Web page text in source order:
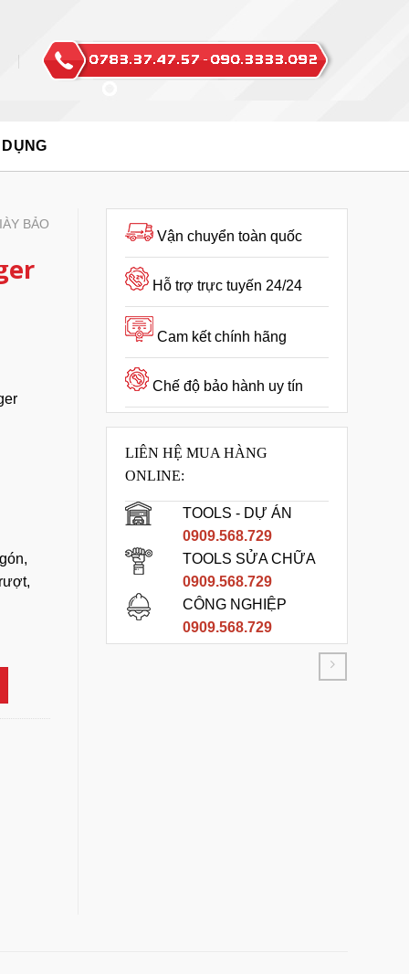
BẢO
Vận chuyển toàn quốc
Hỗ trợ trực tuyến 24/24
Cam kết chính hãng
Chế độ bảo hành uy tín
LIÊN HỆ MUA HÀNG
ONLINE:
TOOLS - DỰ ÁN
0909.568.729
TOOLS SỬA CHỮA
0909.568.729
CÔNG NGHIỆP
0909.568.729